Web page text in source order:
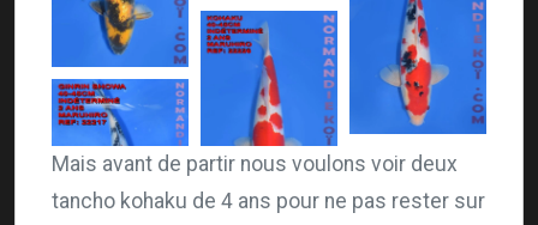
Mais avant de partir nous voulons voir deux
tancho kohaku de 4 ans pour ne pas rester sur